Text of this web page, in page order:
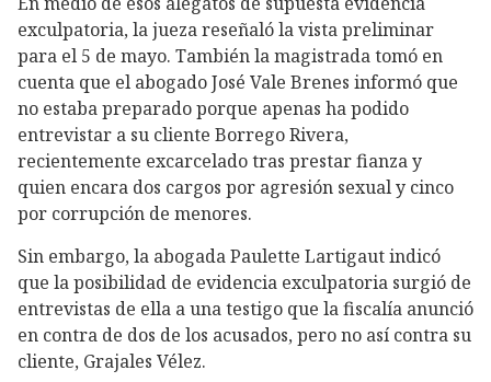
exculpatoria, la jueza reseñaló la vista preliminar
para el 5 de mayo. También la magistrada tomó en
cuenta que el abogado José Vale Brenes informó que
no estaba preparado porque apenas ha podido
entrevistar a su cliente Borrego Rivera,
recientemente excarcelado tras prestar fianza y
quien encara dos cargos por agresión sexual y cinco
por corrupción de menores.
Sin embargo, la abogada Paulette Lartigaut indicó
que la posibilidad de evidencia exculpatoria surgió de
entrevistas de ella a una testigo que la fiscalía anunció
en contra de dos de los acusados, pero no así contra su
cliente, Grajales Vélez.